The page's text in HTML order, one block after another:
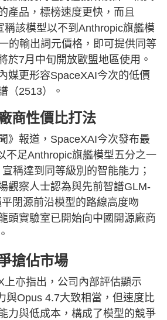
產品，標榜速度更快，而且
稱該模型以不到Anthropic旗艦模
的輸出詞元價格，即可提供同等
於7月中旬開放歐盟地區使用。
媒更形容SpaceXAI今次的低價
（2513）。
商性價比打法
》報道，SpaceXAI今次發布最
不足Anthropic旗艦模型五分之一
稱達到同等級別的智能能力；
觀察人士認為與先前智譜GLM-
閉源前沿模型的路線高度吻
頭實驗室已開始向中國開源廠商
搶佔市場
上亦指出，公司內部評估顯示
與Opus 4.7大致相當，但速度比
力與低成本，構成了模型的競爭